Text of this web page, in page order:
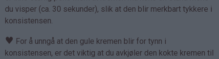
du visper (ca. 30 sekunder), slik at den blir merkbart tykkere i
konsistensen.
♥ For å unngå at den gule kremen blir for tynn i
konsistensen, er det viktig at du avkjøler den kokte kremen til